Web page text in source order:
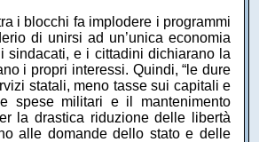
i blocchi fa implodere i programmi
di unirsi ad un’unica economia
sindacati, e i cittadini dichiarano la
i propri interessi. Quindi, “le dure
statali, meno tasse sui capitali e
spese militari e il mantenimento
la drastica riduzione delle libertà
alle domande dello stato e delle